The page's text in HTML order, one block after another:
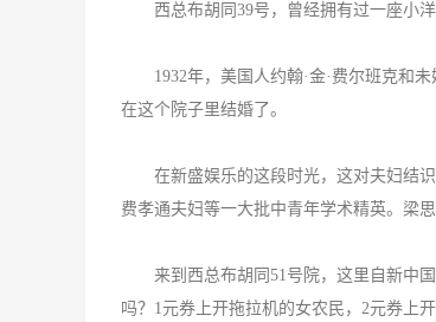
西总布胡同39号，曾经拥有过一座小洋
1932年，美国人约翰·金·费尔班克和未
在这个院子里结婚了。
在新盛娱乐的这段时光，这对夫妇结识
费孝通夫妇等一大批中青年学术精英。梁
来到西总布胡同51号院，这里自新中国
吗？1元券上开拖拉机的女农民，2元券上